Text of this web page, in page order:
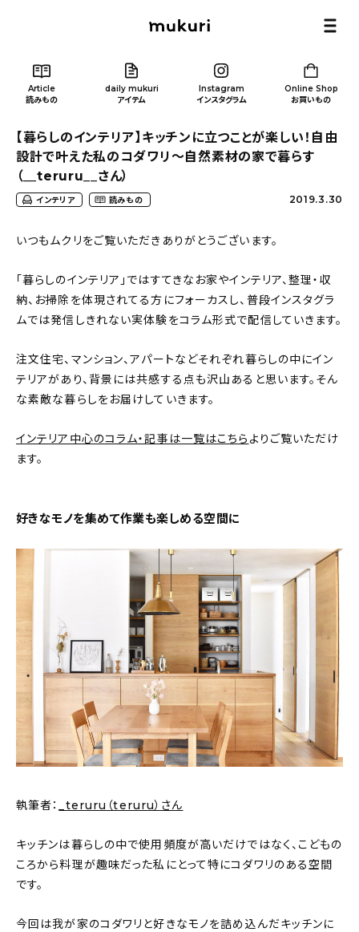
Article
読みもの
daily mukuri
アイテム
Instagram
インスタグラム
Online Shop
お買いもの
新着記事
おすすめの記事
インテリア
daily mukuri / アイテム
カテゴリー一覧
新着記事
人気の記事
おすすめの記事
インテリア
キッチン
【暮らしのインテリア】キッチンに立つことが楽しい！自由
設計で叶えた私のコダワリ〜自然素材の家で暮らす
（__teruru__さん）
インテリア 読みもの 2019.3.30
いつもムクリをご覧いただきありがとうございます。
「暮らしのインテリア」ではすてきなお家やインテリア、整理・収
納、お掃除を体現されてる方にフォーカスし、普段インスタグラ
ムでは発信しきれない実体験をコラム形式で配信していきます。
注文住宅、マンション、アパートなどそれぞれ暮らしの中にイン
テリアがあり、背景には共感する点も沢山あると思います。そん
な素敵な暮らしをお届けしていきます。
インテリア中心のコラム・記事は一覧はこちら よりご覧いただけ
ます。
好きなモノを集めて作業も楽しめる空間に
執筆者： _teruru（teruru）さん
キッチンは暮らしの中で使用頻度が高いだけではなく、こどもの
ころから料理が趣味だった私にとって特にコダワリのある空間
です。
今回は我が家のコダワリと好きなモノを詰め込んだキッチンに